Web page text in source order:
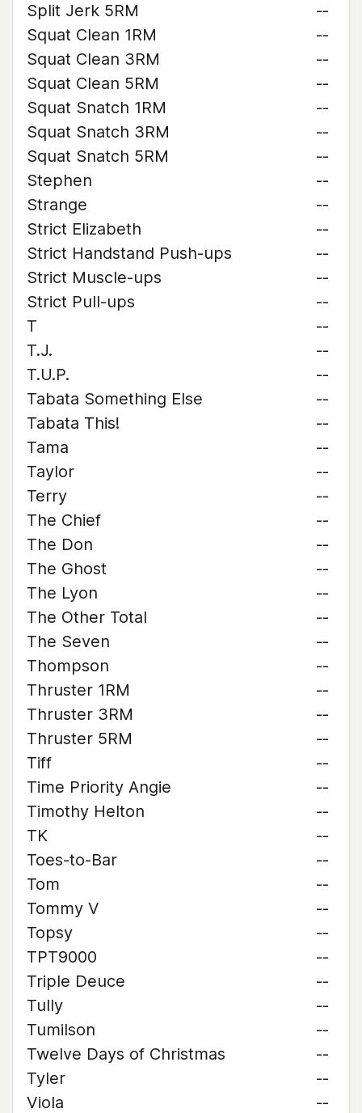
Split Jerk 5RM
--
Squat Clean 1RM
--
Squat Clean 3RM
--
Squat Clean 5RM
--
Squat Snatch 1RM
--
Squat Snatch 3RM
--
Squat Snatch 5RM
--
Stephen
--
Strange
--
Strict Elizabeth
--
Strict Handstand Push-ups
--
Strict Muscle-ups
--
Strict Pull-ups
--
T
--
T.J.
--
T.U.P.
--
Tabata Something Else
--
Tabata This!
--
Tama
--
Taylor
--
Terry
--
The Chief
--
The Don
--
The Ghost
--
The Lyon
--
The Other Total
--
The Seven
--
Thompson
--
Thruster 1RM
--
Thruster 3RM
--
Thruster 5RM
--
Tiff
--
Time Priority Angie
--
Timothy Helton
--
TK
--
Toes-to-Bar
--
Tom
--
Tommy V
--
Topsy
--
TPT9000
--
Triple Deuce
--
Tully
--
Tumilson
--
Twelve Days of Christmas
--
Tyler
--
Viola
--